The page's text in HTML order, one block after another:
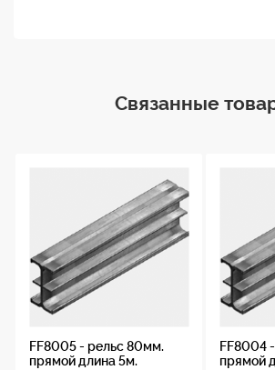
Связанные
FF8005 - рельс 80мм.
прямой длина 5м.
FF8004
прямой